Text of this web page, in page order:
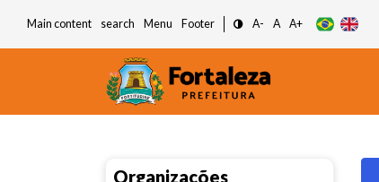
Main content search Menu Footer A- A A+
Organizações